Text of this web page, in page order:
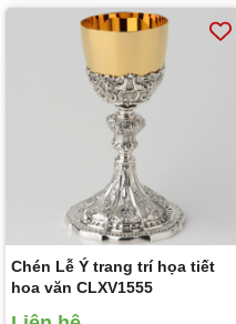
Chén Lễ Ý trang trí họa tiết
hoa văn CLXV1555